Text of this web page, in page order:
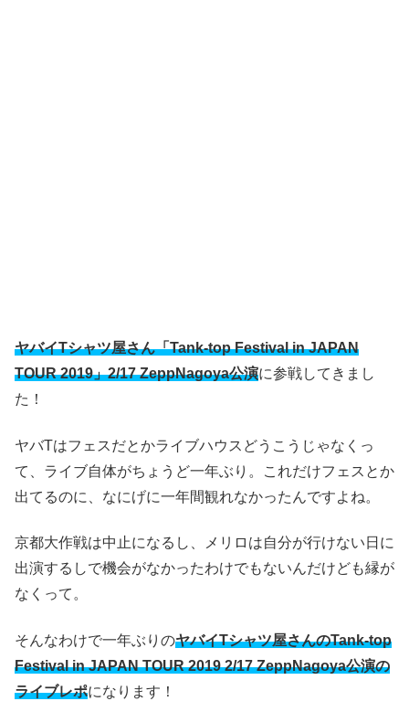
ヤバイTシャツ屋さん「Tank-top Festival in JAPAN
TOUR 2019」2/17 ZeppNagoya公演に参戦してきまし
た！
ヤバTはフェスだとかライブハウスどうこうじゃなくっ
て、ライブ自体がちょうど一年ぶり。これだけフェスとか
出てるのに、なにげに一年間観れなかったんですよね。
京都大作戦は中止になるし、メリロは自分が行けない日に
出演するしで機会がなかったわけでもないんだけども縁が
なくって。
そんなわけで一年ぶりのヤバイTシャツ屋さんのTank-top
Festival in JAPAN TOUR 2019 2/17 ZeppNagoya公演の
ライブレポになります！